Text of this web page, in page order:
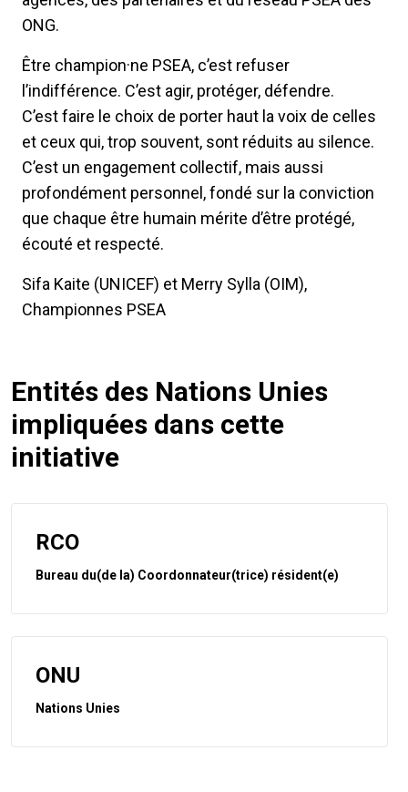
ONG.
Être champion·ne PSEA, c’est refuser
l’indifférence. C’est agir, protéger, défendre.
C’est faire le choix de porter haut la voix de celles
et ceux qui, trop souvent, sont réduits au silence.
C’est un engagement collectif, mais aussi
profondément personnel, fondé sur la conviction
que chaque être humain mérite d’être protégé,
écouté et respecté.
Sifa Kaite (UNICEF) et Merry Sylla (OIM),
Championnes PSEA
Entités des Nations Unies
impliquées dans cette
initiative
RCO
Bureau du(de la) Coordonnateur(trice) résident(e)
ONU
Nations Unies